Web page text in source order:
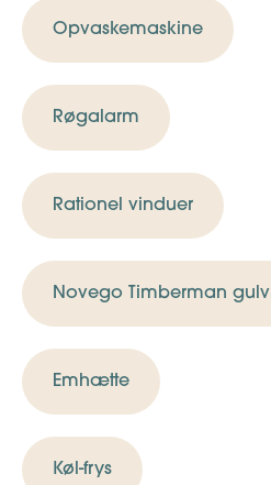
Opvaskemaskine
Røgalarm
Rationel vinduer
Novego Timberman gulv
Emhætte
Køl-frys